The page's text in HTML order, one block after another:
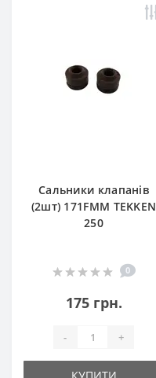
Сальники клапанів
(2шт) 171FMM TEKKEN
250
0
175 грн.
- +